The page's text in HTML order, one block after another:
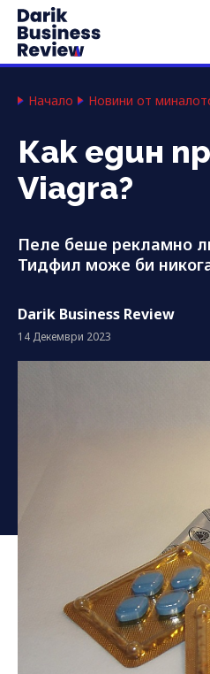
Начало Новини от
Как един
Viagra?
Пеле беше рекламно
Тидфил може би
Darik Business Review
14 Декември 2023